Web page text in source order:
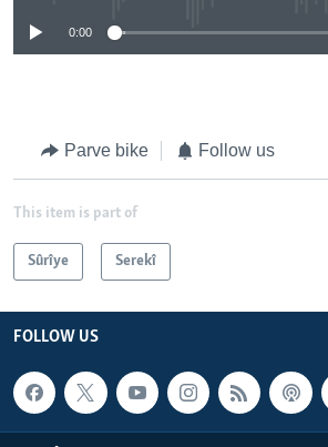
0:00
Parve bike Follow us
This item is part of
Sûrîye Serekî
FOLLOW US